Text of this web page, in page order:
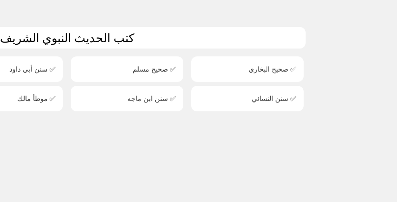
كتب الحديث النبوي الشريف
✅ صحيح البخاري ✅ صحيح مسلم ✅ سنن أبي داود
✅ سنن النسائي ✅ سنن ابن ماجه ✅ موطأ مالك